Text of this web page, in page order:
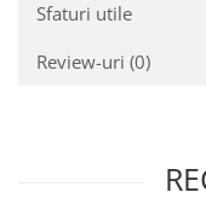
Sfaturi utile
Review-uri (0)